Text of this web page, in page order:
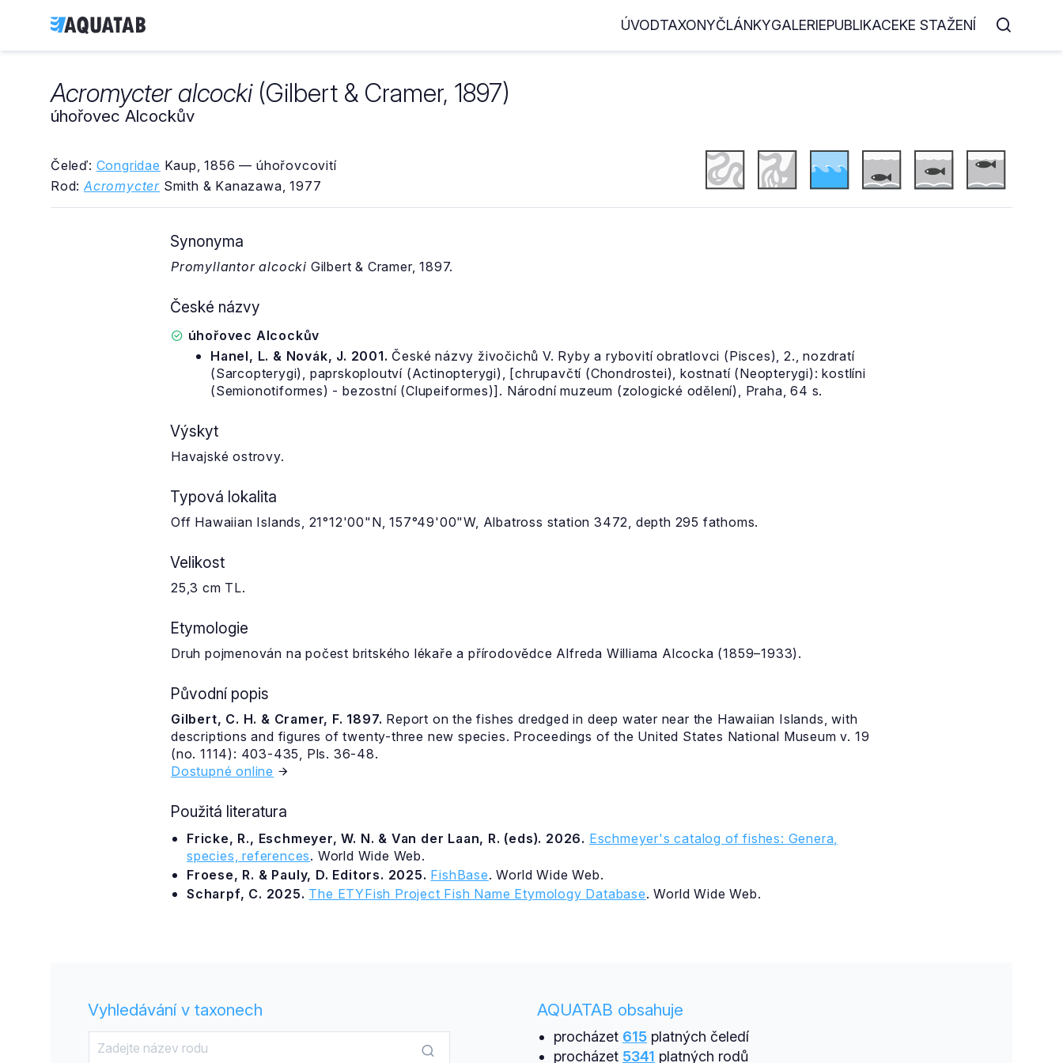
ÚVODTAXONYČLÁNKYGALERIEPUBLIKACEKE STAŽENÍ
Acromycter alcocki(Gilbert & Cramer, 1897)
úhořovec Alcockův
Čeleď: Congridae Kaup, 1856 — úhořovcovití
Rod: Acromycter Smith & Kanazawa, 1977
Synonyma
Promyllantor alcocki Gilbert & Cramer, 1897.
České názvy
úhořovec Alcockův
Hanel, L. & Novák, J. 2001. České názvy živočichů V. Ryby a rybovití obratlovci (Pisces), 2., nozdratí
(Sarcopterygi), paprskoploutví (Actinopterygi), [chrupavčtí (Chondrostei), kostnatí (Neopterygi): kostlíni
(Semionotiformes) - bezostní (Clupeiformes)]. Národní muzeum (zologické odělení), Praha, 64 s.
Výskyt
Havajské ostrovy.
Typová lokalita
Off Hawaiian Islands, 21°12'00"N, 157°49'00"W, Albatross station 3472, depth 295 fathoms.
Velikost
25,3 cm TL.
Etymologie
Druh pojmenován na počest britského lékaře a přírodovědce Alfreda Williama Alcocka (1859–1933).
Původní popis
Gilbert, C. H. & Cramer, F. 1897. Report on the fishes dredged in deep water near the Hawaiian Islands, with
descriptions and figures of twenty-three new species. Proceedings of the United States National Museum v. 19
(no. 1114): 403-435, Pls. 36-48.
Dostupné online
Použitá literatura
Fricke, R., Eschmeyer, W. N. & Van der Laan, R. (eds). 2026. Eschmeyer's catalog of fishes: Genera,
species, references. World Wide Web.
Froese, R. & Pauly, D. Editors. 2025. FishBase. World Wide Web.
Scharpf, C. 2025. The ETYFish Project Fish Name Etymology Database. World Wide Web.
Vyhledávání v taxonech AQUATAB obsahuje
procházet 615platných čeledí
procházet 5341 platných rodů